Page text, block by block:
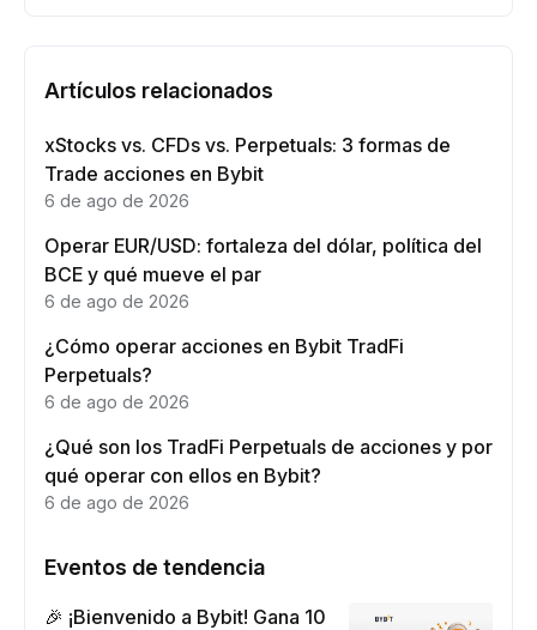
Artículos relacionados
xStocks vs. CFDs vs. Perpetuals: 3 formas de
Trade acciones en Bybit
6 de ago de 2026
Operar EUR/USD: fortaleza del dólar, política del
BCE y qué mueve el par
6 de ago de 2026
¿Cómo operar acciones en Bybit TradFi
Perpetuals?
6 de ago de 2026
¿Qué son los TradFi Perpetuals de acciones y por
qué operar con ellos en Bybit?
6 de ago de 2026
Eventos de tendencia
🎉 ¡Bienvenido a Bybit! Gana 10